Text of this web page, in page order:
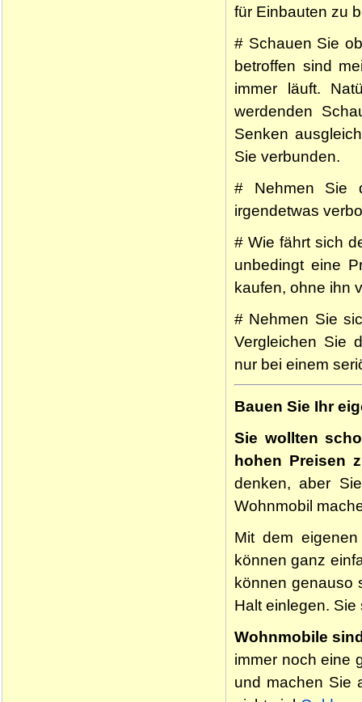
für Einbauten zu
# Schauen Sie
betroffen sind
immer läuft.
werdenden
Senken
Sie verbunden.
# Nehmen Sie
irgendetwas
# Wie fährt sich
unbedingt eine
kaufen, ohne ihn
# Nehmen Sie
Vergleichen Sie
nur bei einem
Bauen Sie Ihr
Sie wollten
hohen Preisen
denken, aber
Wohnmobil
Mit dem
können ganz
können genauso
Halt einlegen.
Wohnmobile
immer noch eine
und machen Sie